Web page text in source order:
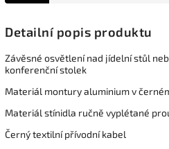
Detailní popis produktu
Závěsné osvětlení nad jídelní stůl
konferenční stolek
Materiál montury aluminium v
Materiál stínidla ručně vyplétané
Černý textilní přívodní kabel